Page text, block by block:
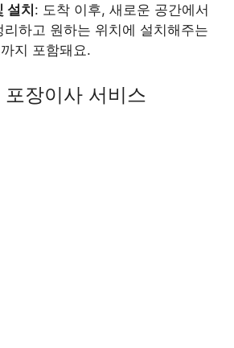
설치: 도착 이후, 새로운 공간에서
리하고 원하는 위치에 설치해주는
지 포함돼요.
장이사 서비스